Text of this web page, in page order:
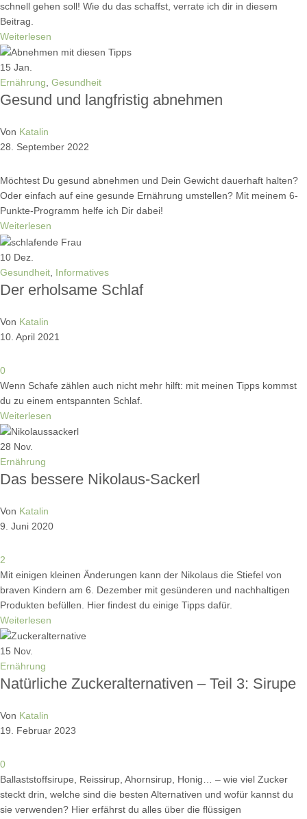
schnell gehen soll! Wie du das schaffst, verrate ich dir in diesem
Beitrag.
Weiterlesen
15 Jan.
Ernährung, Gesundheit
Gesund und langfristig abnehmen
Von Katalin
28. September 2022
Möchtest Du gesund abnehmen und Dein Gewicht dauerhaft halten?
Oder einfach auf eine gesunde Ernährung umstellen? Mit meinem 6-
Punkte-Programm helfe ich Dir dabei!
Weiterlesen
10 Dez.
Gesundheit Informatives
Der erholsame Schlaf
Von Katalin
10. April 2021
0
Wenn Schafe zählen auch nicht mehr hilft: mit meinen Tipps kommst
du zu einem entspannten Schlaf.
Weiterlesen
28 Nov.
Ernährung
Das bessere Nikolaus-Sackerl
Von Katalin
9. Juni 2020
2
Mit einigen kleinen Änderungen kann der Nikolaus die Stiefel von
braven Kindern am 6. Dezember mit gesünderen und nachhaltigen
Produkten befüllen. Hier findest du einige Tipps dafür.
Weiterlesen
15 Nov.
Ernährung
Natürliche Zuckeralternativen – Teil 3: Sirupe
Von Katalin
19. Februar 2023
0
Ballaststoffsirupe, Reissirup, Ahornsirup, Honig… – wie viel Zucker
steckt drin, welche sind die besten Alternativen und wofür kannst du
sie verwenden? Hier erfährst du alles über die flüssigen